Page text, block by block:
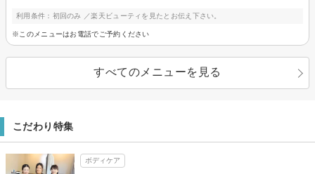
利用条件：初回のみ ／楽天ビューティを見たとお伝え下さい。
※このメニューはお電話でご予約ください
すべてのメニューを見る
こだわり特集
ボディケア